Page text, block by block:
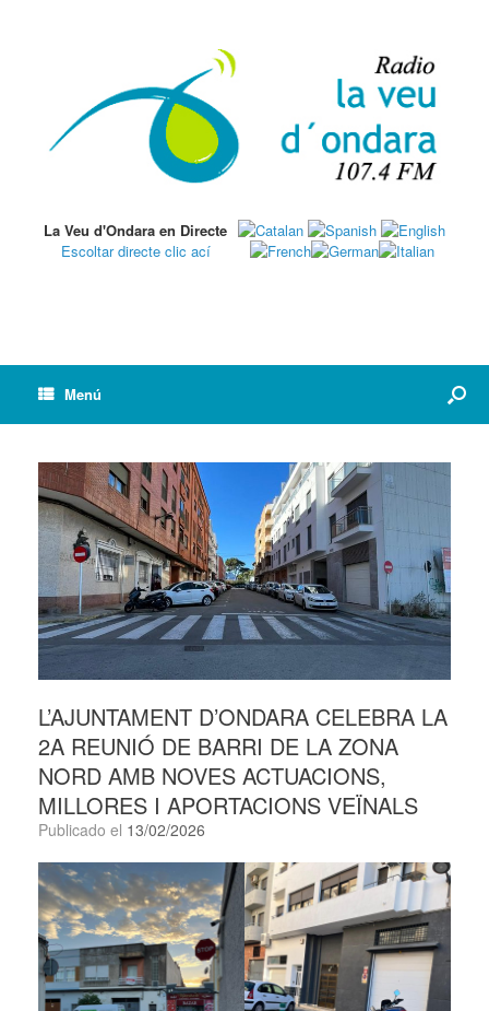
La Veu d'Ondara en Directe
Escoltar directe clic ací
Menú
L’AJUNTAMENT D’ONDARA CELEBRA LA
2A REUNIÓ DE BARRI DE LA ZONA
NORD AMB NOVES ACTUACIONS,
MILLORES I APORTACIONS VEÏNALS
Publicado el 13/02/2026